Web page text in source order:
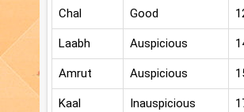
Chal Good
Laabh Auspicious
Amrut Auspicious
Kaal Inauspicious